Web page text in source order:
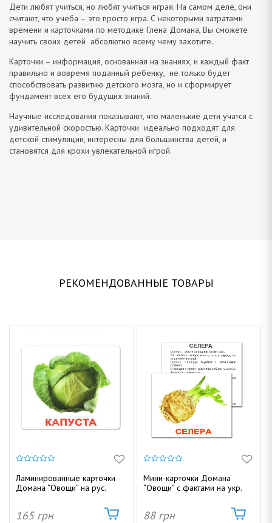
Дети любят учиться, но любят учиться играя. На самом деле, они
считают, что учеба – это просто игра. С некоторыми затратами
времени и карточками по методике Глена Домана, Вы сможете
научить своих детей абсолютно всему чему захотите.
Карточки – информация, основанная на знаниях, и каждый факт
правильно и вовремя поданный ребенку, не только будет
способствовать развитию детского мозга, но и сформирует
фундамент всех его будущих знаний.
Научные исследования показывают, что маленькие дети учатся с
удивительной скоростью. Карточки идеально подходят для
детской стимуляции, интересны для большинства детей, и
становятся для крохи увлекательной игрой.
РЕКОМЕНДОВАННЫЕ ТОВАРЫ
и
з
5
Ламинированные карточки
Домана “Овощи” на рус.
165 грн
и
з
5
Мини-карточки Домана
“Овощи” с фактами на укр.
88 грн